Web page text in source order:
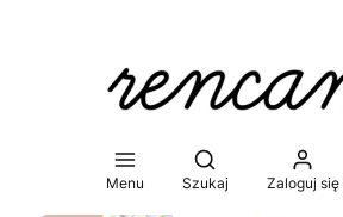
Menu
Otwórz
Szukaj Zaloguj się